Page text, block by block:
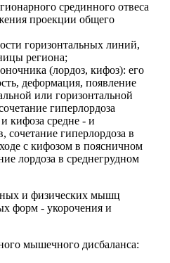
срединного отвеса
проекции общего
горизонтальных линий,
региона;
(лордоз, кифоз): его
деформация, появление
или горизонтальной
гиперлордоза
кифоза средне - и
гиперлордоза в
с кифозом в поясничном
лордоза в среднегрудном
и физических мышц
форм - укорочения и
мышечного дисбаланса: